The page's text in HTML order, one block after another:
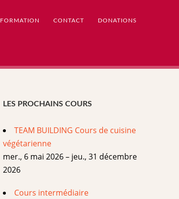
FORMATION CONTACT DONATIONS
LES PROCHAINS COURS
TEAM BUILDING Cours de cuisine
végétarienne
mer., 6 mai 2026 – jeu., 31 décembre
2026
Cours intermédiaire